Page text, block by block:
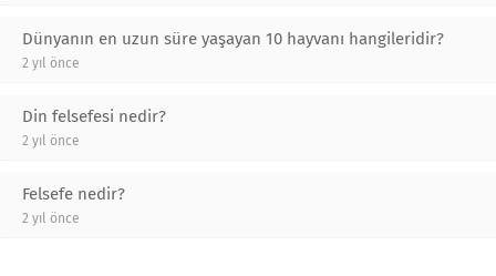
Dünyanın en uzun süre yaşayan 10 hayvanı hangileridir?
2 yıl önce
Din felsefesi nedir?
2 yıl önce
Felsefe nedir?
2 yıl önce